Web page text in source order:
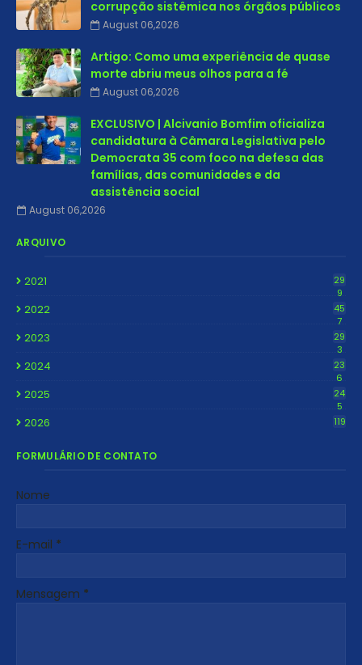
corrupção sistêmica nos órgãos públicos
August 06,2026
Artigo: Como uma experiência de quase
morte abriu meus olhos para a fé
August 06,2026
EXCLUSIVO | Alcivanio Bomfim oficializa
candidatura à Câmara Legislativa pelo
Democrata 35 com foco na defesa das
famílias, das comunidades e da
assistência social
August 06,2026
ARQUIVO
2021
29
9
2022
45
7
2023
29
3
2024
23
6
2025
24
5
2026 119
FORMULÁRIO DE CONTATO
Nome
E-mail *
Mensagem *